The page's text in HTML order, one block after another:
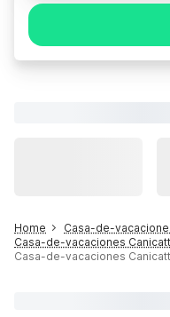
Home Casa-de-
Casa-de-vacaciones
Casa-de-vacaciones